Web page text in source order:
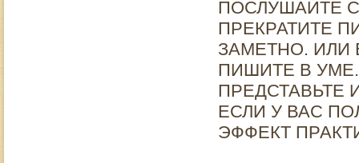
ПОСЛУШАЙТЕ
ПРЕКРАТИТЕ
ЗАМЕТНО. ИЛИ
ПИШИТЕ В УМЕ.
ПРЕДСТАВЬТЕ
ЕСЛИ У ВАС
ЭФФЕКТ